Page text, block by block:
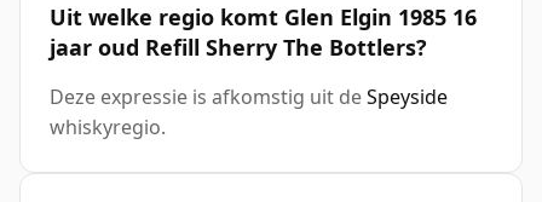
Uit welke regio komt Glen Elgin 1985 16
jaar oud Refill Sherry The Bottlers?
Deze expressie is afkomstig uit deSpeyside
whiskyregio.